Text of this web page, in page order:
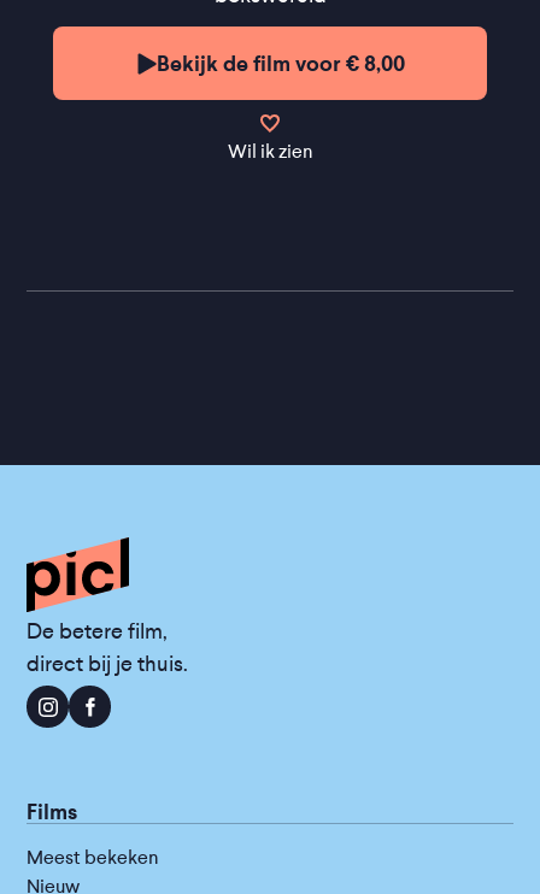
indrukwekkend'' ★★★ NRC
Bekijk de film voor € 8,00
Wil ik zien
De betere film,
direct bij je thuis.
Films
Meest bekeken
Nieuw